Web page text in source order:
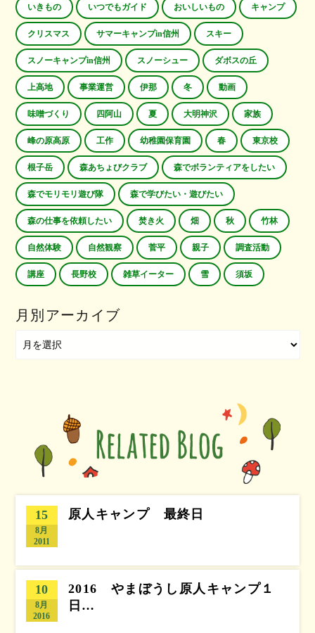
いきもの いつでもガイド おいしいもの キャンプ
クリスマス サマーキャンプin信州 スキー
スノーキャンプin信州 スノーシュー ダボスの丘
上高地 事業運営 伊那 冬 動画
味噌づくり 四阿山 夏 大明神沢 家族
峰の原高原 工作 幼稚園保育園 春 東京校
根子岳 森あちょびクラブ 森でボランティアをしたい
森でモリモリ遊び隊 森で学びたい・遊びたい
森の仕事を依頼したい 焚き火 畑 秋 竹林
自然体験 自然観察 菅平 親子 調査活動
講座 長野校 雑草イーター 雪 須坂
月別アーカイブ
15
8月
2011
原人キャンプ 最終日
10
8月
2016
2016 やまぼうし原人キャンプ１
日…